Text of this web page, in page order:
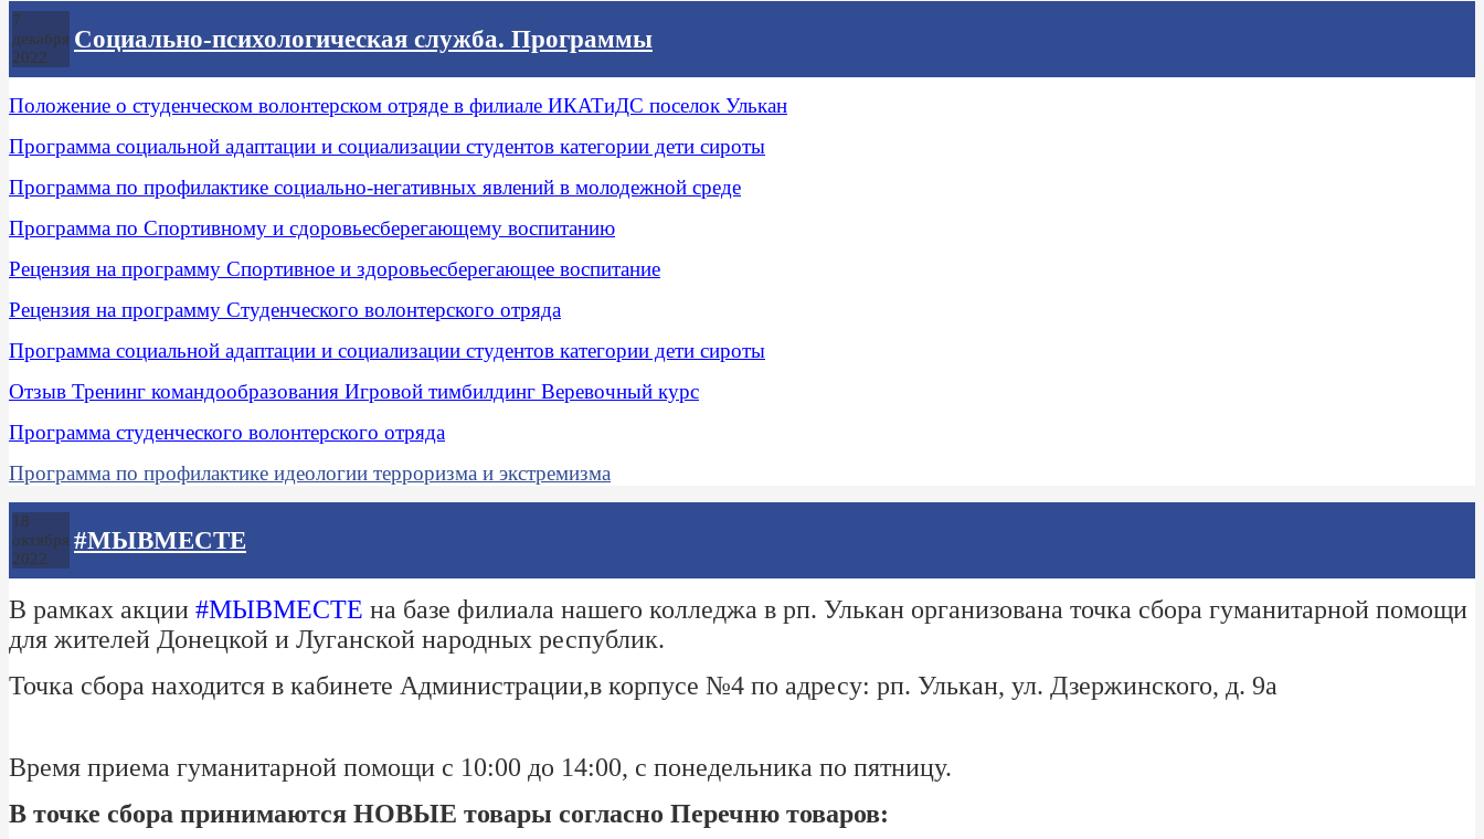
7
декабря
2022
Социально-психологическая служба. Программы
Положение о студенческом волонтерском отряде в филиале ИКАТиДС поселок Улькан
Программа социальной адаптации и социализации студентов категории дети сироты
Программа по профилактике социально-негативных явлений в молодежной среде
Программа по Спортивному и сдоровьесберегающему воспитанию
Рецензия на программу Спортивное и здоровьесберегающее воспитание
Рецензия на программу Студенческого волонтерского отряда
Программа социальной адаптации и социализации студентов категории дети сироты
Отзыв Тренинг командообразования Игровой тимбилдинг Веревочный курс
Программа студенческого волонтерского отряда
Программа по профилактике идеологии терроризма и экстремизма
18
октября
2022
#МЫВМЕСТЕ
В рамках акции #МЫВМЕСТЕ на базе филиала нашего колледжа в рп. Улькан организована точка сбора гуманитарной помощи
для жителей Донецкой и Луганской народных республик.
Точка сбора находится в кабинете Администрации,в корпусе №4 по адресу: рп. Улькан, ул. Дзержинского, д. 9а
Время приема гуманитарной помощи с 10:00 до 14:00, с понедельника по пятницу.
В точке сбора принимаются НОВЫЕ товары согласно Перечню товаров: